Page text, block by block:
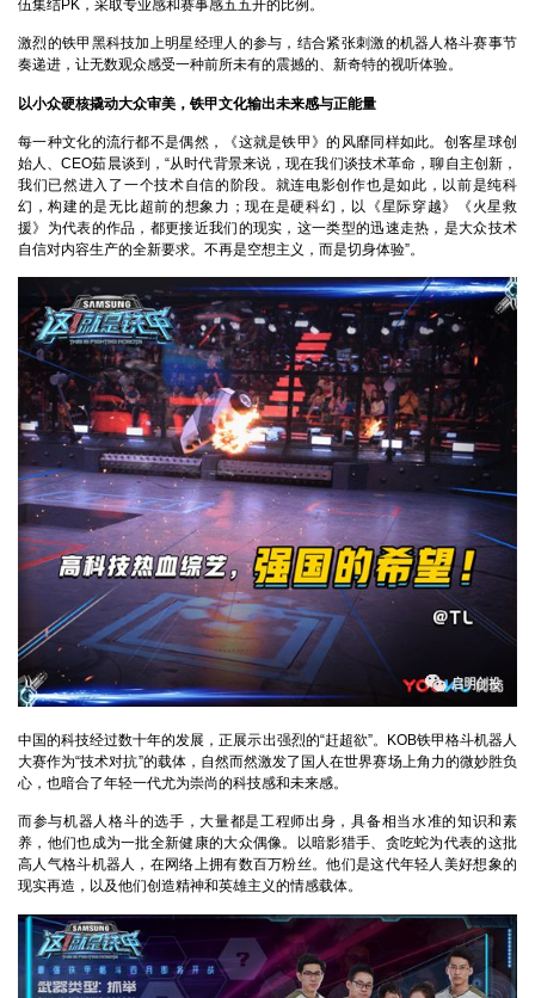
伍集结PK，采取专业感和赛事感五五开的比例。
激烈的铁甲黑科技加上明星经理人的参与，结合紧张刺激的机器人格斗赛事节
奏递进，让无数观众感受一种前所未有的震撼的、新奇特的视听体验。
以小众硬核撬动大众审美，铁甲文化输出未来感与正能量
每一种文化的流行都不是偶然，《这就是铁甲》的风靡同样如此。创客星球创
始人、CEO茹晨谈到，“从时代背景来说，现在我们谈技术革命，聊自主创新，
我们已然进入了一个技术自信的阶段。就连电影创作也是如此，以前是纯科
幻，构建的是无比超前的想象力；现在是硬科幻，以《星际穿越》《火星救
援》为代表的作品，都更接近我们的现实，这一类型的迅速走热，是大众技术
自信对内容生产的全新要求。不再是空想主义，而是切身体验”。
中国的科技经过数十年的发展，正展示出强烈的“赶超欲”。KOB铁甲格斗机器人
大赛作为“技术对抗”的载体，自然而然激发了国人在世界赛场上角力的微妙胜负
心，也暗合了年轻一代尤为崇尚的科技感和未来感。
而参与机器人格斗的选手，大量都是工程师出身，具备相当水准的知识和素
养，他们也成为一批全新健康的大众偶像。以暗影猎手、贪吃蛇为代表的这批
高人气格斗机器人，在网络上拥有数百万粉丝。他们是这代年轻人美好想象的
现实再造，以及他们创造精神和英雄主义的情感载体。